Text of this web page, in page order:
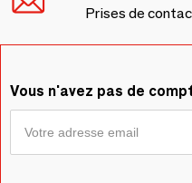
Prises de
Vous n'avez pas de